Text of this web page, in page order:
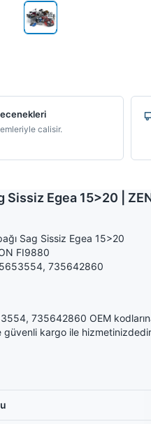
calisir.
Sissiz Egea 15>20 |
Sag Sissiz Egea 15>20
FI9880
735642860
735642860 OEM
güvenli kargo ile